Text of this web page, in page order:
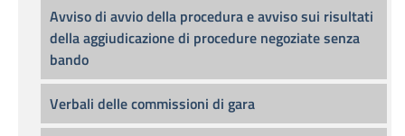
Avviso di avvio della procedura e avviso sui risultati
della aggiudicazione di procedure negoziate senza
bando
Verbali delle commissioni di gara